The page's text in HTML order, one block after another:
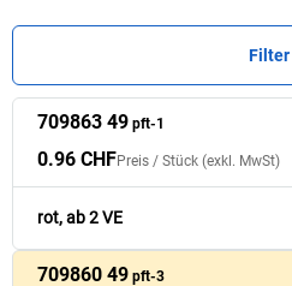
Filter
Nr.
Preis /Stück
Nr.
Preis /Stück
709863 49 pft-1
0.96 CHF
709860 49 pft-3
0.96 CHF
709863 49 pft-1
0.96 CHFPreis / Stück (exkl. MwSt)
rot, ab 2 VE
709860 49 pft-3